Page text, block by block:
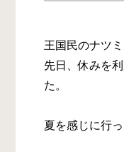
王国民のナツミ
先日、休みを
た。
夏を感じに行っ